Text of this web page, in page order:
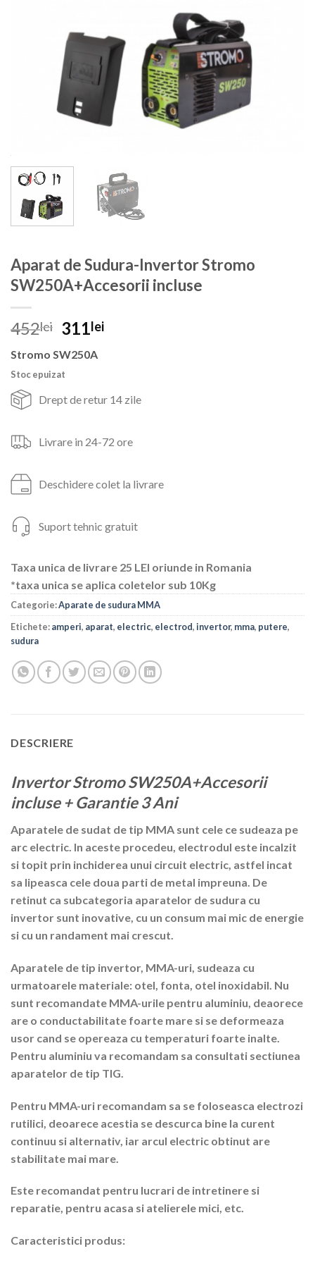
Aparat de Sudura-Invertor Stromo
SW250A+Accesorii incluse
452lei Prețul
a
fost:
452lei.
311leiPrețul
Stromo SW250A
Stoc epuizat
Drept de retur 14 zile
Livrare in 24-72 ore
Deschidere colet la livrare
Suport tehnic gratuit
Taxa unica de livrare 25 LEI oriunde in Romania
*taxa unica se aplica coletelor sub 10Kg
Categorie:Aparate de sudura MMA
Etichete:amperi, aparat, electric, electrod,invertor, mma, putere,
sudura
DESCRIERE
Invertor Stromo SW250A+Accesorii
incluse + Garantie 3 Ani
Aparatele de sudat de tip MMA sunt cele ce sudeaza pe
arc electric. In aceste procedeu, electrodul este incalzit
si topit prin inchiderea unui circuit electric, astfel incat
sa lipeasca cele doua parti de metal impreuna. De
retinut ca subcategoria aparatelor de sudura cu
invertor sunt inovative, cu un consum mai mic de energie
si cu un randament mai crescut.
Aparatele de tip invertor, MMA-uri, sudeaza cu
urmatoarele materiale: otel, fonta, otel inoxidabil. Nu
sunt recomandate MMA-urile pentru aluminiu, deaorece
are o conductabilitate foarte mare si se deformeaza
usor cand se opereaza cu temperaturi foarte inalte.
Pentru aluminiu va recomandam sa consultati sectiunea
aparatelor de tip TIG.
Pentru MMA-uri recomandam sa se foloseasca electrozi
rutilici, deoarece acestia se descurca bine la curent
continuu si alternativ, iar arcul electric obtinut are
stabilitate mai mare.
Este recomandat pentru lucrari de intretinere si
reparatie, pentru acasa si atelierele mici, etc.
Caracteristici produs: